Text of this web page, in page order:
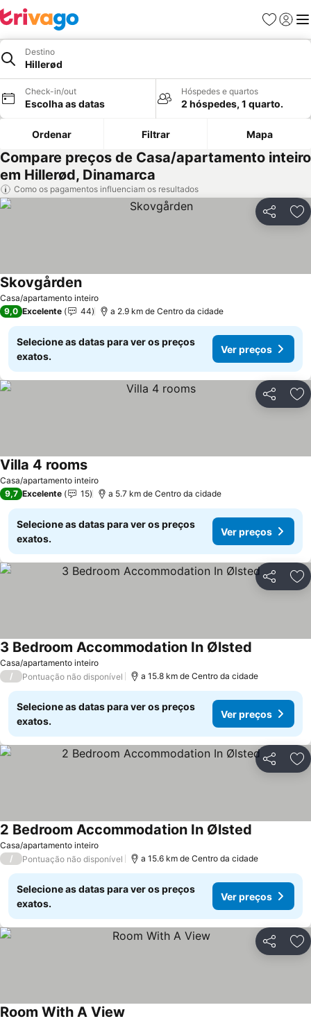
Favoritos
Iniciar
Destino
Hillerød
Check-in/out
Escolha as datas
Hóspedes e quartos
2 hóspedes, 1 quarto.
Ordenar Filtrar Mapa
Compare preços de Casa/apartamento inteiro
em Hillerød, Dinamarca
Como os pagamentos influenciam os resultados
Partilhar
Casa/apartamento inteiro
Skovgården
9,0 Excelente 44 a 2.9 km de Centro da cidade
Selecione as datas para ver os preços
exatos.
Ver preços
Partilhar
Casa/apartamento inteiro
Villa 4 rooms
9,7 Excelente 15 a 5.7 km de Centro da cidade
Selecione as datas para ver os preços
exatos.
Ver preços
Partilhar
Casa/apartamento inteiro
3 Bedroom Accommodation In Ølsted
/ Pontuação não disponível a 15.8 km de Centro da cidade
Selecione as datas para ver os preços
exatos.
Ver preços
Partilhar
Casa/apartamento inteiro
2 Bedroom Accommodation In Ølsted
/ Pontuação não disponível a 15.6 km de Centro da cidade
Selecione as datas para ver os preços
exatos.
Ver preços
Partilhar
Room With A View